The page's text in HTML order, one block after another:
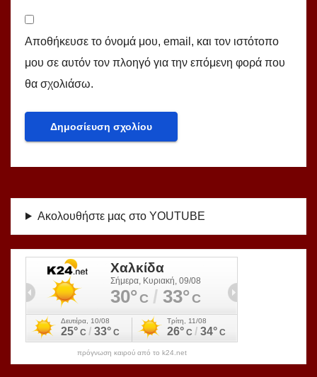
Αποθήκευσε το όνομά μου, email, και τον ιστότοπο
μου σε αυτόν τον πλοηγό για την επόμενη φορά που
θα σχολιάσω.
Ακολουθήστε μας στο YOUTUBE
πρόγνωση καιρού από το k24.net